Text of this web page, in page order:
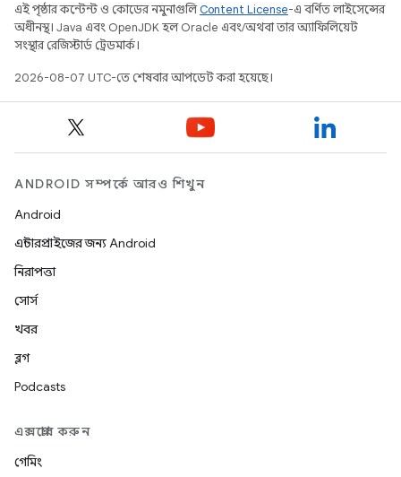
এই পৃষ্ঠার কন্টেন্ট ও কোডের নমুনাগুলিContent License-এ বর্ণিত লাইসেন্সের
অধীনস্থ। Java এবং OpenJDK হল Oracle এবং/অথবা তার অ্যাফিলিয়েট
সংস্থার রেজিস্টার্ড ট্রেডমার্ক।
2026-08-07 UTC-তে শেষবার আপডেট করা হয়েছে।
ANDROID সম্পর্কে আরও শিখুন
Android
এন্টারপ্রাইজের জন্য Android
নিরাপত্তা
সোর্স
খবর
ব্লগ
Podcasts
এক্সপ্লোর করুন
গেমিং